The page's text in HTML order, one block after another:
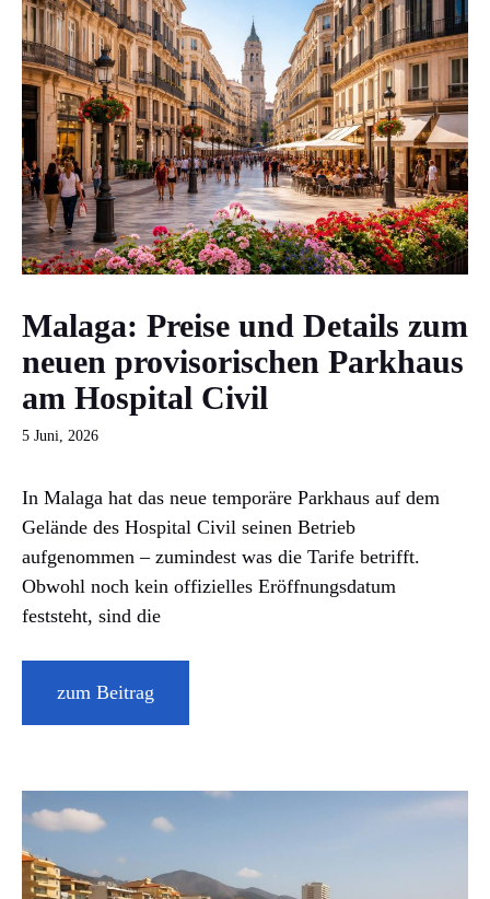
Malaga: Preise und Details zum
neuen provisorischen Parkhaus
am Hospital Civil
5 Juni, 2026
In Malaga hat das neue temporäre Parkhaus auf dem
Gelände des Hospital Civil seinen Betrieb
aufgenommen – zumindest was die Tarife betrifft.
Obwohl noch kein offizielles Eröffnungsdatum
feststeht, sind die
zum Beitrag